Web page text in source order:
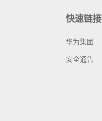
快速链接
华为集团
安全通告